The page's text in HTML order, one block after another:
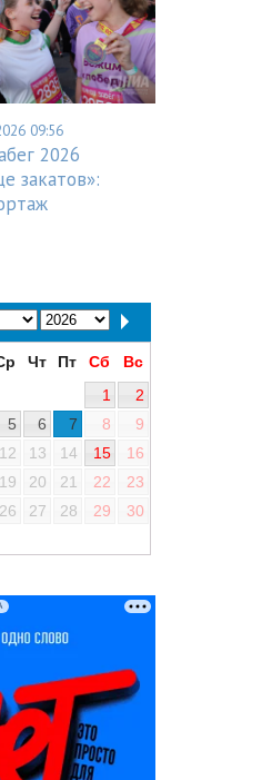
09:56
2026
закатов»:
Чт Пт Сб
Вс
1
2
5 6 7 8
9
12 13 14 15
16
19 20 21 22
23
26 27 28 29
30